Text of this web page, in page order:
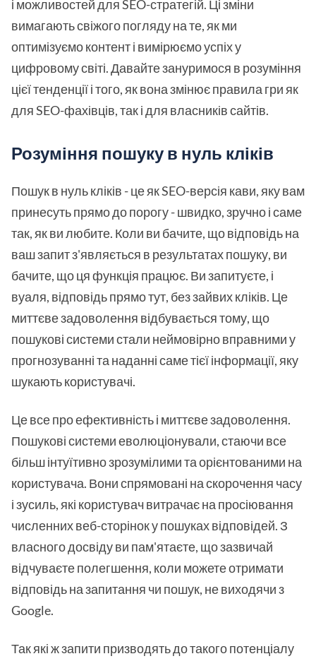
і можливостей для SEO-стратегій. Ці зміни
вимагають свіжого погляду на те, як ми
оптимізуємо контент і вимірюємо успіх у
цифровому світі. Давайте зануримося в розуміння
цієї тенденції і того, як вона змінює правила гри як
для SEO-фахівців, так і для власників сайтів.
Розуміння пошуку в нуль кліків
Пошук в нуль кліків - це як SEO-версія кави, яку вам
принесуть прямо до порогу - швидко, зручно і саме
так, як ви любите. Коли ви бачите, що відповідь на
ваш запит з'являється в результатах пошуку, ви
бачите, що ця функція працює. Ви запитуєте, і
вуаля, відповідь прямо тут, без зайвих кліків. Це
миттєве задоволення відбувається тому, що
пошукові системи стали неймовірно вправними у
прогнозуванні та наданні саме тієї інформації, яку
шукають користувачі.
Це все про ефективність і миттєве задоволення.
Пошукові системи еволюціонували, стаючи все
більш інтуїтивно зрозумілими та орієнтованими на
користувача. Вони спрямовані на скорочення часу
і зусиль, які користувач витрачає на просіювання
численних веб-сторінок у пошуках відповідей. З
власного досвіду ви пам'ятаєте, що зазвичай
відчуваєте полегшення, коли можете отримати
відповідь на запитання чи пошук, не виходячи з
Google.
Так які ж запити призводять до такого потенціалу